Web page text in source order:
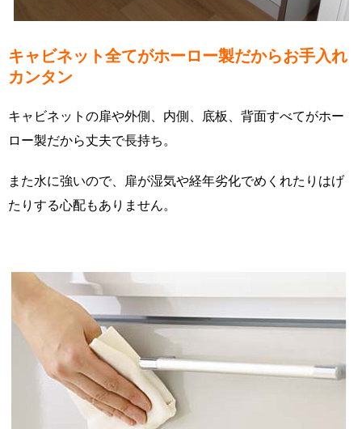
キャビネット全てがホーロー製だからお手入れ
カンタン
キャビネットの扉や外側、内側、底板、背面すべてがホー
ロー製だから丈夫で長持ち。
また水に強いので、扉が湿気や経年劣化でめくれたりはげ
たりする心配もありません。